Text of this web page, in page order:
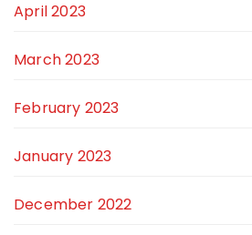
April 2023
March 2023
February 2023
January 2023
December 2022